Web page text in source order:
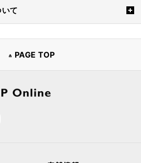
て
PAGE TOP